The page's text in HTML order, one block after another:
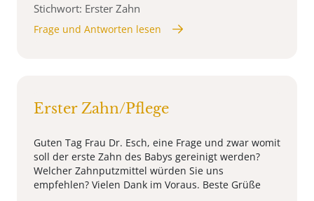
Stichwort: Erster Zahn
Frage und Antworten lesen
Erster Zahn/Pflege
Guten Tag Frau Dr. Esch, eine Frage und zwar womit
soll der erste Zahn des Babys gereinigt werden?
Welcher Zahnputzmittel würden Sie uns
empfehlen? Vielen Dank im Voraus. Beste Grüße